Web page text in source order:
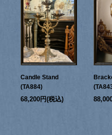
Candle Stand
(TA884)
68,200円(税込)